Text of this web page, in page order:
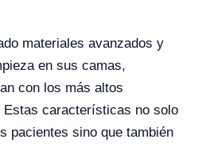
materiales avanzados y
en sus camas,
con los más altos
Estas características no solo
pacientes sino que también